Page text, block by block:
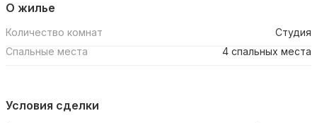
О жилье
Количество комнат
Студия
Спальные места
4 спальных места
Условия сделки